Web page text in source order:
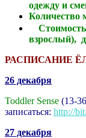
одежду и
Количество
взрослый),
РАСПИСАНИЕ
26 декабря
Toddler Sense (13-
записаться: http://
27 декабря